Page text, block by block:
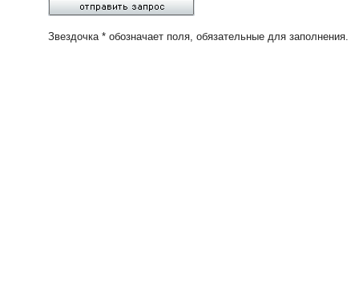
Звездочка * обозначает поля, обязательные для заполнения.